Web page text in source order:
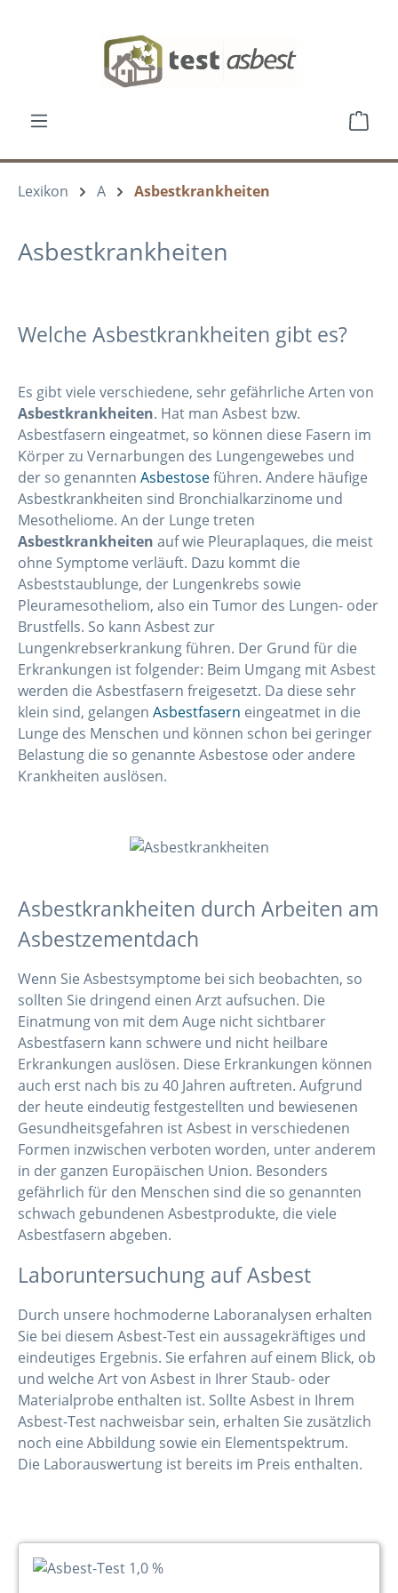
Lexikon A Asbestkrankheiten
Asbestkrankheiten
Welche Asbestkrankheiten gibt es?
Es gibt viele verschiedene, sehr gefährliche Arten von
Asbestkrankheiten. Hat man Asbest bzw.
Asbestfasern eingeatmet, so können diese Fasern im
Körper zu Vernarbungen des Lungengewebes und
der so genannten Asbestoseführen. Andere häufige
Asbestkrankheiten sind Bronchialkarzinome und
Mesotheliome. An der Lunge treten
Asbestkrankheiten auf wie Pleuraplaques, die meist
ohne Symptome verläuft. Dazu kommt die
Asbeststaublunge, der Lungenkrebs sowie
Pleuramesotheliom, also ein Tumor des Lungen- oder
Brustfells. So kann Asbest zur
Lungenkrebserkrankung führen. Der Grund für die
Erkrankungen ist folgender: Beim Umgang mit Asbest
werden die Asbestfasern freigesetzt. Da diese sehr
klein sind, gelangen Asbestfasern eingeatmet in die
Lunge des Menschen und können schon bei geringer
Belastung die so genannte Asbestose oder andere
Krankheiten auslösen.
Asbestkrankheiten durch Arbeiten am
Asbestzementdach
Wenn Sie Asbestsymptome bei sich beobachten, so
sollten Sie dringend einen Arzt aufsuchen. Die
Einatmung von mit dem Auge nicht sichtbarer
Asbestfasern kann schwere und nicht heilbare
Erkrankungen auslösen. Diese Erkrankungen können
auch erst nach bis zu 40 Jahren auftreten. Aufgrund
der heute eindeutig festgestellten und bewiesenen
Gesundheitsgefahren ist Asbest in verschiedenen
Formen inzwischen verboten worden, unter anderem
in der ganzen Europäischen Union. Besonders
gefährlich für den Menschen sind die so genannten
schwach gebundenen Asbestprodukte, die viele
Asbestfasern abgeben.
Laboruntersuchung auf Asbest
Durch unsere hochmoderne Laboranalysen erhalten
Sie bei diesem Asbest-Test ein aussagekräftiges und
eindeutiges Ergebnis. Sie erfahren auf einem Blick, ob
und welche Art von Asbest in Ihrer Staub- oder
Materialprobe enthalten ist. Sollte Asbest in Ihrem
Asbest-Test nachweisbar sein, erhalten Sie zusätzlich
noch eine Abbildung sowie ein Elementspektrum.
Die Laborauswertung ist bereits im Preis enthalten.